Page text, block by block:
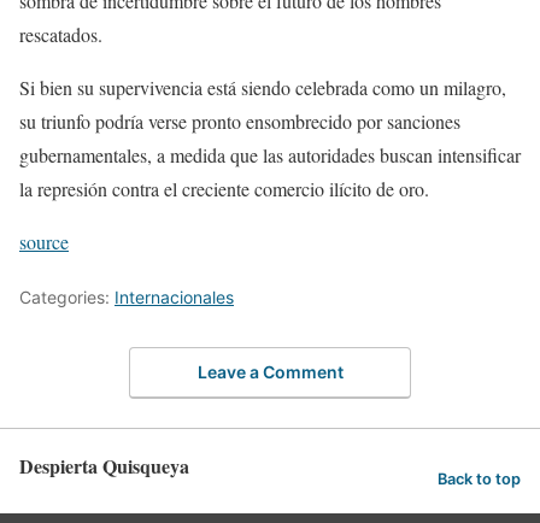
rescatados.
Si bien su supervivencia está siendo celebrada como un milagro,
su triunfo podría verse pronto ensombrecido por sanciones
gubernamentales, a medida que las autoridades buscan intensificar
la represión contra el creciente comercio ilícito de oro.
source
Categories: Internacionales
Leave a Comment
Despierta Quisqueya Back to top